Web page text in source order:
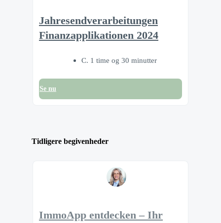
Jahresendverarbeitungen
Finanzapplikationen 2024
C. 1 time og 30 minutter
Se nu
Tidligere begivenheder
ImmoApp entdecken – Ihr